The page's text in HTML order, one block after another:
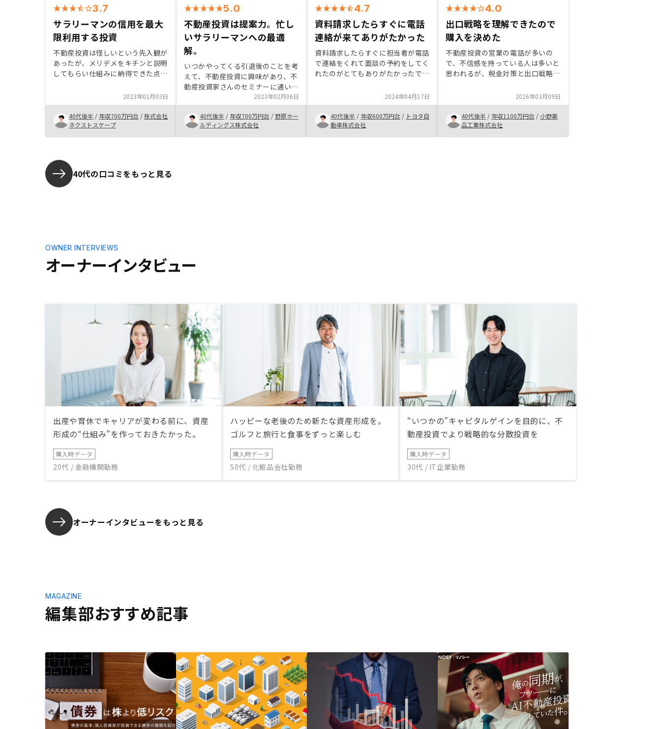
3.7
サラリーマンの信用を最大
限利用する投資
不動産投資は怪しいという先入観が
あったが、メリデメをキチンと説明
してもらい仕組みに納得できた点が
場と比べて高いと思うのでネオやワ
イドといったプランのメリットで契
約した感があります。物件価格に乗
せる利益をもう少し抑えてほしい
2023年01月03日
40代後半 / 年収700万円台 /株式会社
ネクストスケープ
5.0
不動産投資は提案力。忙し
いサラリーマンへの最適
解。
いつかやってくる引退後のことを考
えて、不動産投資に興味があり、不
動産投資家さんのセミナーに通い、
複数の不動産会社と面談し、いろい
ろな不動産投資手法を検討しました
が、最初の1棟になかなか踏み切る
ことができませんでした。Renosy
さんから中古ワンルームマンション
2023年02月06日
40代後半 / 年収700万円台 / 野原ホー
ルディングス株式会社
4.7
資料請求したらすぐに電話
連絡が来てありがたかった
資料請求したらすぐに担当者が電話
で連絡をくれて面談の予約をしてく
れたのがとてもありがたかったで
ついた。 そのあとの面談での話で
も自分が理解するまで説明してくれ
てありがたかったです。
2024年04月17日
40代後半 / 年収600万円台 / トヨタ自
動車株式会社
4.0
出口戦略を理解できたので
購入を決めた
不動産投資の営業の電話が多いの
で、不信感を持っている人は多いと
思われるが、税金対策と出口戦略が
ほうがよいと思う。今回、二軒目を
購入したが、担当者より2軒目以降
のメリット、デメリットを説明いた
だき、理解したので購入を決めた。
失敗された方の実例も教えていただ
2026年03月09日
40代後半 / 年収1100万円台 / 小野薬
品工業株式会社
40代の口コミをもっと見る
オーナーインタビュー
OWNER INTERVIEWS
出産や育休でキャリアが変わる前に、資産
形成の“仕組み”を作っておきたかった。
購入時データ
20代 / 金融機関勤務
ハッピーな老後のため新たな資産形成を。
ゴルフと旅行と食事をずっと楽しむ
購入時データ
50代 / 化粧品会社勤務
“いつかの”キャピタルゲインを目的に、不
動産投資でより戦略的な分散投資を
購入時データ
30代 / IT企業勤務
オーナーインタビューをもっと見る
編集部おすすめ記事
MAGAZINE